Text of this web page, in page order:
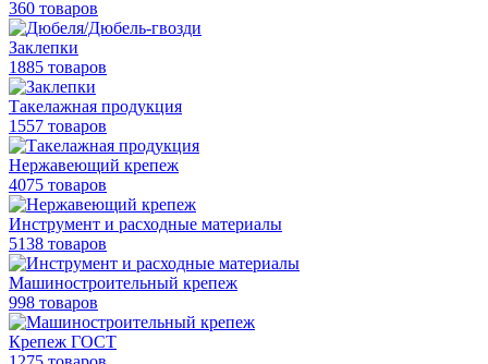
360 товаров
Заклепки
1885 товаров
Такелажная продукция
1557 товаров
Нержавеющий крепеж
4075 товаров
Инструмент и расходные материалы
5138 товаров
Машиностроительный крепеж
998 товаров
Крепеж ГОСТ